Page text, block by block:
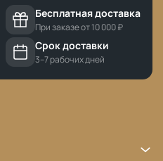
Бесплатная доставка
При заказе от 10 000 ₽
Срок доставки
3–7 рабочих дней